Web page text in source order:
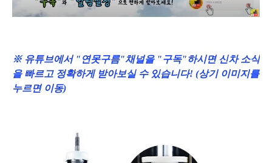
※ 유튜브에서 "연못구름"채널을 "구독"하시면 신차 소식
을 빠르고 정확하게 받아보실 수 있습니다! (상기 이미지를
누르면 이동)